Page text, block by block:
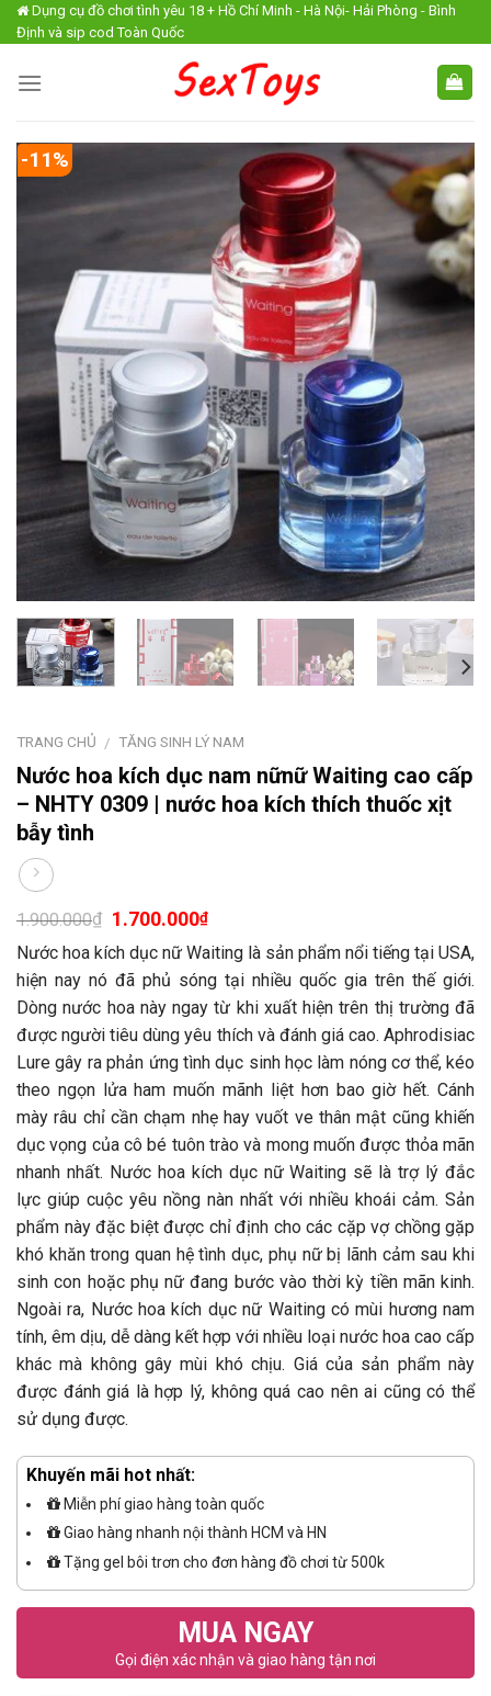
Skip
to
Dụng cụ đồ chơi tình yêu 18 + Hồ Chí Minh - Hà Nội- Hải Phòng - Bình
Định và sip cod Toàn Quốc
-11%
TRANG CHỦ / TĂNG SINH LÝ NAM
Nước hoa kích dục nam nữnữ Waiting cao cấp
– NHTY 0309 | nước hoa kích thích thuốc xịt
bẫy tình
1.900.000₫ 1.700.000₫
Nước hoa kích dục nữ Waiting là sản phẩm nổi tiếng tại USA,
hiện nay nó đã phủ sóng tại nhiều quốc gia trên thế giới.
Dòng nước hoa này ngay từ khi xuất hiện trên thị trường đã
được người tiêu dùng yêu thích và đánh giá cao. Aphrodisiac
Lure gây ra phản ứng tình dục sinh học làm nóng cơ thể, kéo
theo ngọn lửa ham muốn mãnh liệt hơn bao giờ hết. Cánh
mày râu chỉ cần chạm nhẹ hay vuốt ve thân mật cũng khiến
dục vọng của cô bé tuôn trào và mong muốn được thỏa mãn
nhanh nhất. Nước hoa kích dục nữ Waiting sẽ là trợ lý đắc
lực giúp cuộc yêu nồng nàn nhất với nhiều khoái cảm. Sản
phẩm này đặc biệt được chỉ định cho các cặp vợ chồng gặp
khó khăn trong quan hệ tình dục, phụ nữ bị lãnh cảm sau khi
sinh con hoặc phụ nữ đang bước vào thời kỳ tiền mãn kinh.
Ngoài ra, Nước hoa kích dục nữ Waiting có mùi hương nam
tính, êm dịu, dễ dàng kết hợp với nhiều loại nước hoa cao cấp
khác mà không gây mùi khó chịu. Giá của sản phẩm này
được đánh giá là hợp lý, không quá cao nên ai cũng có thể
sử dụng được.
Khuyến mãi hot nhất:
Miễn phí giao hàng toàn quốc
Giao hàng nhanh nội thành HCM và HN
Tặng gel bôi trơn cho đơn hàng đồ chơi từ 500k
MUA NGAY
Gọi điện xác nhận và giao hàng tận nơi